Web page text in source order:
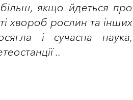
якщо йдеться про
хвороб рослин та інших
і сучасна наука,
..